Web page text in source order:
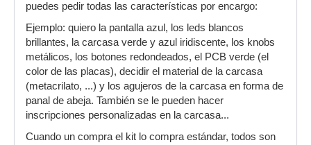
puedes pedir todas las características por encargo:
Ejemplo: quiero la pantalla azul, los leds blancos
brillantes, la carcasa verde y azul iridiscente, los knobs
metálicos, los botones redondeados, el PCB verde (el
color de las placas), decidir el material de la carcasa
(metacrilato, ...) y los agujeros de la carcasa en forma de
panal de abeja. También se le pueden hacer
inscripciones personalizadas en la carcasa...
Cuando un compra el kit lo compra estándar, todos son